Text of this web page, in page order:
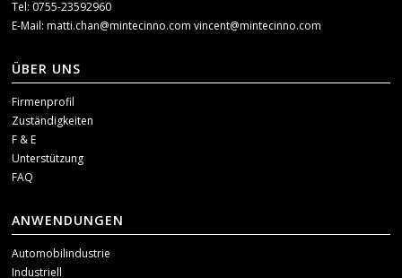
Tel: 0755-23592960
E-Mail:matti.chan@mintecinno.comvincent@mintecinno.com
ÜBER UNS
Firmenprofil
Zuständigkeiten
F & E
Unterstützung
FAQ
ANWENDUNGEN
Automobilindustrie
Industriell